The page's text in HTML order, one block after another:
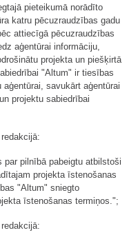
pieteikumā norādīto
katru pēcuzraudzības gadu
attiecīgā pēcuzraudzības
aģentūrai informāciju,
projekta un piešķirtā
"Altum" ir tiesības
savukārt aģentūrai
projektu sabiedrībai
pilnībā pabeigtu atbilstoši
projekta īstenošanas
"Altum" sniegto
īstenošanas termiņos.";